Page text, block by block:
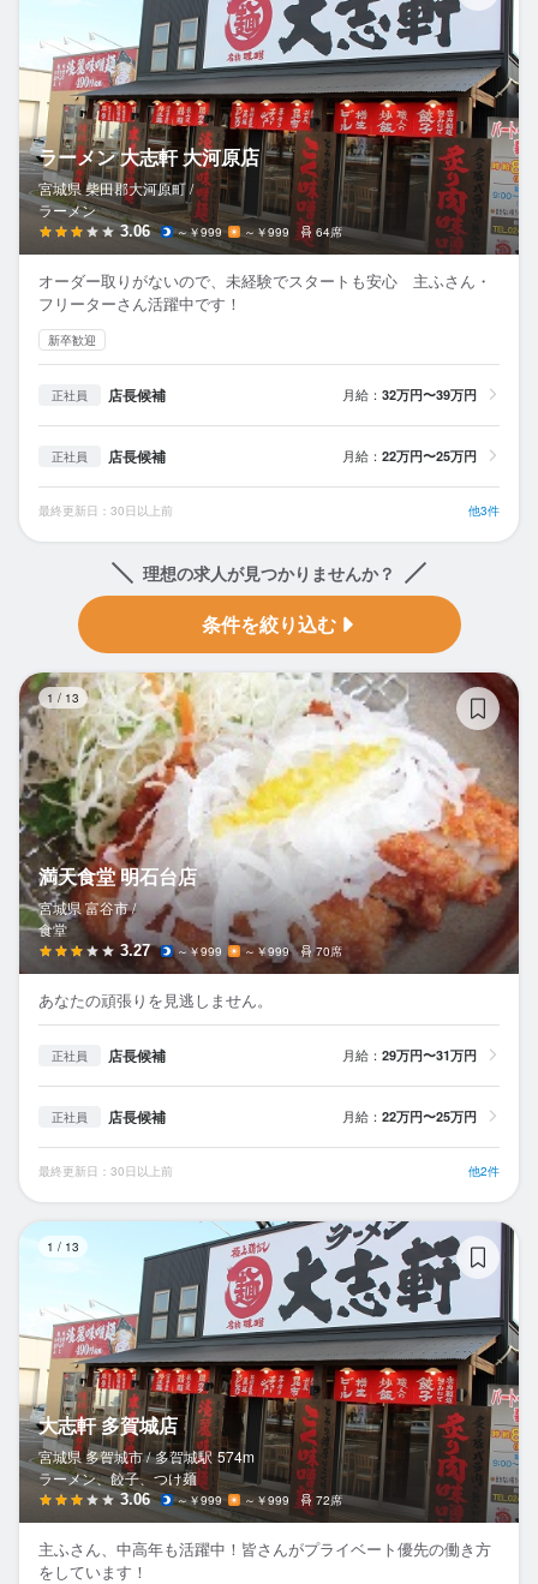
ラーメン 大志軒 大河原店
宮城県 柴田郡大河原町 /
ラーメン
3.06 ～￥999 ～￥999 64席
オーダー取りがないので、未経験でスタートも安心 主ふさん・
フリーターさん活躍中です！
新卒歓迎
正社員 店長候補 月給： 32万円〜39万円
正社員 店長候補 月給： 22万円〜25万円
最終更新日：30日以上前 他3件
理想の求人が見つかりませんか？
条件を絞り込む
1 / 13
満天食堂 明石台店
宮城県 富谷市 /
食堂
3.27 ～￥999 ～￥999 70席
あなたの頑張りを見逃しません。
正社員 店長候補 月給： 29万円〜31万円
正社員 店長候補 月給： 22万円〜25万円
最終更新日：30日以上前 他2件
1 / 13
大志軒 多賀城店
宮城県 多賀城市 / 多賀城駅 574m
ラーメン、餃子、つけ麺
3.06 ～￥999 ～￥999 72席
主ふさん、中高年も活躍中！皆さんがプライベート優先の働き方
をしています！